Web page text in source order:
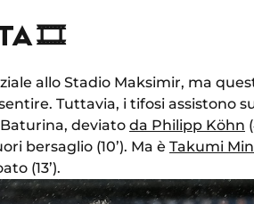
🎞
allo Stadio Maksimir, ma
Tuttavia, i tifosi assistono
deviato da Philipp Köhn
bersaglio (10’). Ma è Takumi
(13’).